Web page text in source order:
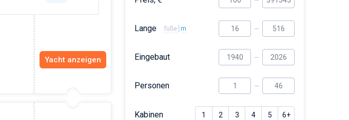
Yacht anzeigen
Lange füße m
Eingebaut
Personen
Kabinen 1 2 3 4 5 6+